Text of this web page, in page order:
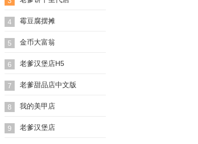
4 霉豆腐摆摊
5 金币大富翁
6 老爹汉堡店H5
7 老爹甜品店中文版
8 我的美甲店
9 老爹汉堡店